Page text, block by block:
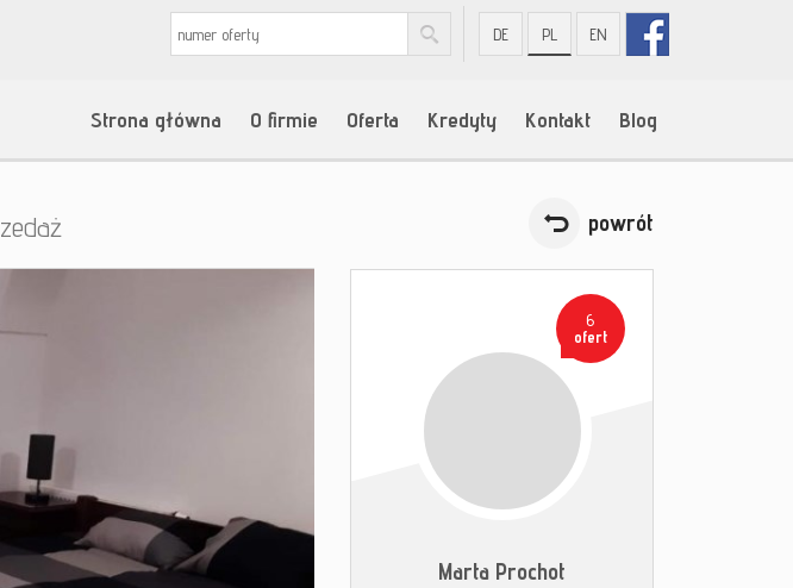
DE PL EN
Strona główna O firmie Oferta Kredyty Kontakt Blog
powrót
6
ofert
Marta Prochot